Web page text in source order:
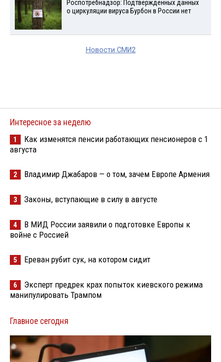
Роспотребнадзор: Подтвержденных данных
о циркуляции вируса Бурбон в России нет
Новости СМИ2
Интересное за неделю
1
Как изменятся пенсии работающих пенсионеров с 1
августа
2 Владимир Джабаров — о том, зачем Европе Армения
3 Законы, вступающие в силу в августе
4
В МИД России заявили о подготовке Европы к
войне с Россией
5 Ереван рубит сук, на котором сидит
6
Эксперт предрек крах попыток киевского режима
манипулировать Трампом
Главное сегодня